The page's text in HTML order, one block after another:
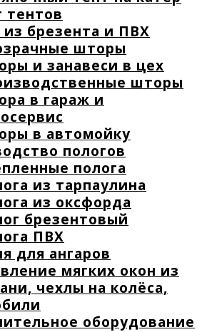
тентов
брезента и ПВХ
шторы
и занавеси в цех
шторы
в гараж и
в автомойку
пологов
полога
из тарпаулина
из оксфорда
брезентовый
ПВХ
для ангаров
мягких окон из
чехлы на колёса,
оборудование